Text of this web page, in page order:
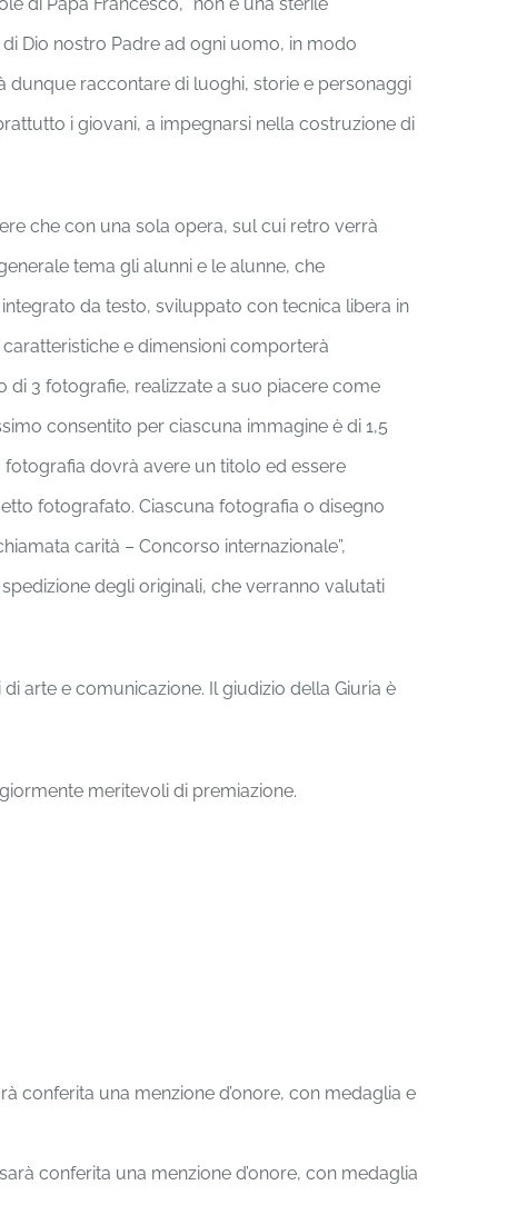
Dio nostro Padre ad ogni uomo, in modo
dunque raccontare di luoghi, storie e personaggi
i giovani, a impegnarsi nella costruzione di
che con una sola opera, sul cui retro verrà
tema gli alunni e le alunne, che
da testo, sviluppato con tecnica libera in
e dimensioni comporterà
di 3 fotografie, realizzate a suo piacere come
consentito per ciascuna immagine è di 1,5
dovrà avere un titolo ed essere
fotografato. Ciascuna fotografia o disegno
carità – Concorso internazionale”,
degli originali, che verranno valutati
arte e comunicazione. Il giudizio della Giuria è
meritevoli di premiazione.
conferita una menzione d’onore, con medaglia e
conferita una menzione d’onore, con medaglia